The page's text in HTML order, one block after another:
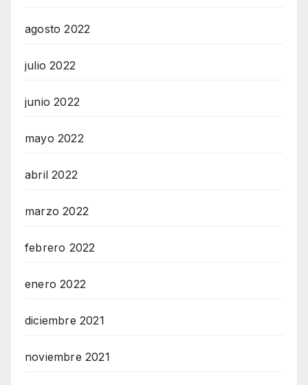
agosto 2022
julio 2022
junio 2022
mayo 2022
abril 2022
marzo 2022
febrero 2022
enero 2022
diciembre 2021
noviembre 2021